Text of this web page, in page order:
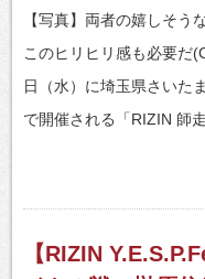
【写真】両者の嬉しそ
このヒリヒリ感も必要だ
日（水）に埼玉県さいた
で開催される「RIZIN 師
【RIZIN